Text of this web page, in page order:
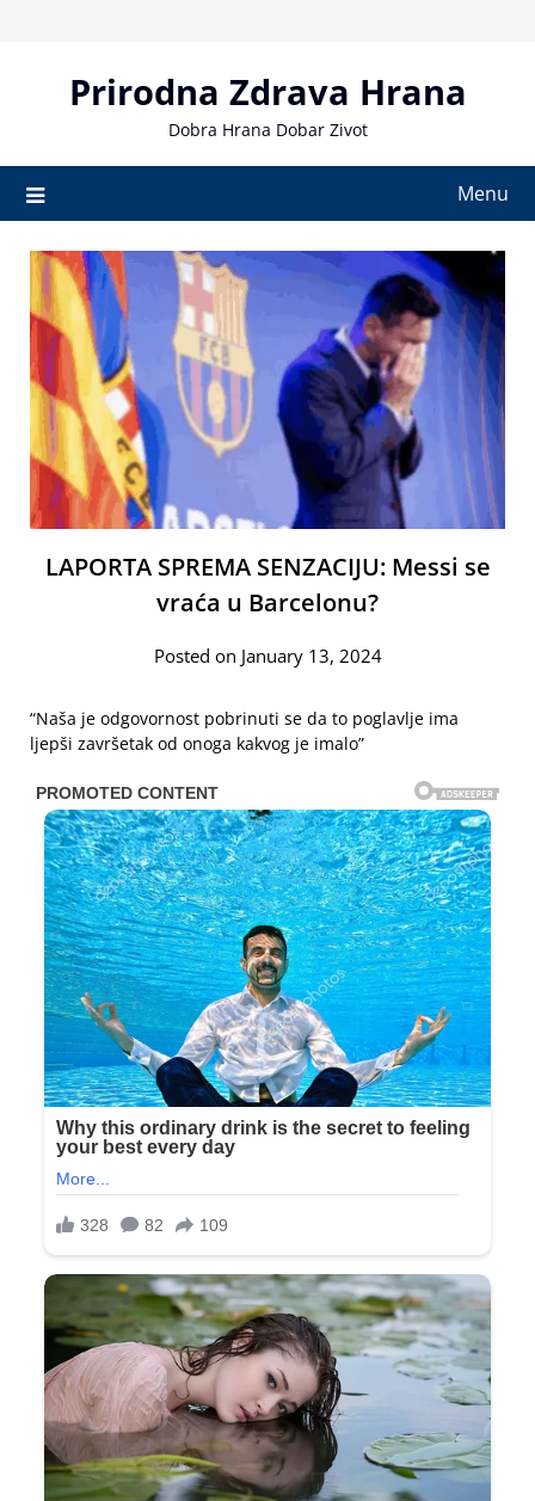
Prirodna Zdrava Hrana
Dobra Hrana Dobar Zivot
Menu
LAPORTA SPREMA SENZACIJU: Messi se
vraća u Barcelonu?
Posted on January 13, 2024
“Naša je odgovornost pobrinuti se da to poglavlje ima
ljepši završetak od onoga kakvog je imalo”